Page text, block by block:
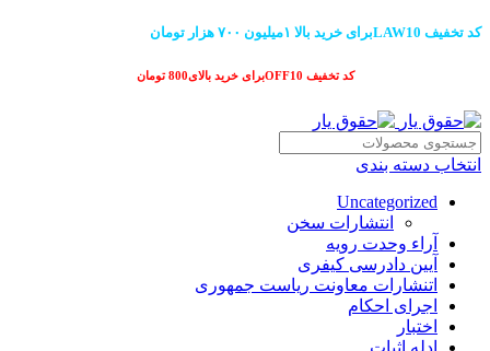
کد تخفیف LAW10برای خرید بالا ۱میلیون ۷۰۰ هزار تومان
کد تخفیف OFF10برای خرید بالای800 تومان
انتخاب دسته بندی
Uncategorized
انتشارات سخن
آراء وحدت رویه
آیین دادرسی کیفری
اتنشارات معاونت ریاست جمهوری
اجرای احکام
اختبار